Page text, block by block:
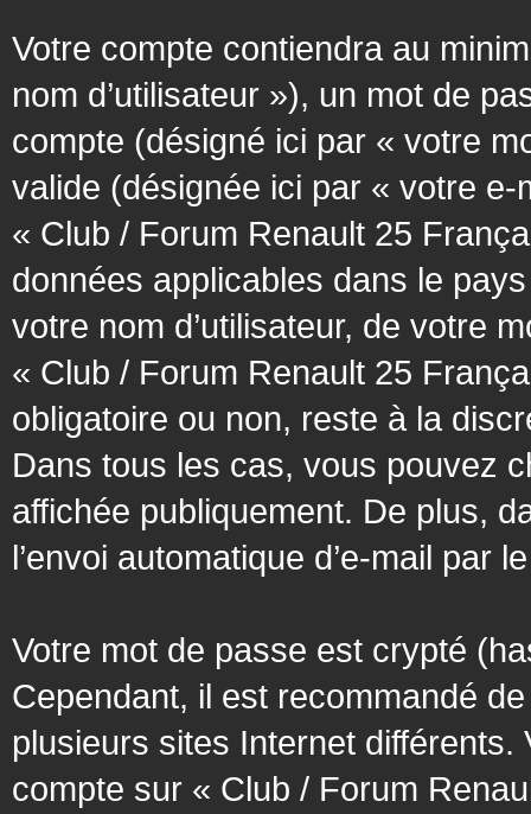
Votre compte contiendra au
nom d’utilisateur »), un mot de
compte (désigné ici par « votre
valide (désignée ici par « votre
« Club / Forum Renault 25
données applicables dans le
votre nom d’utilisateur, de votre
« Club / Forum Renault 25
obligatoire ou non, reste à la
Dans tous les cas, vous pouvez
affichée publiquement. De plus,
l’envoi automatique d’e-mail par
Votre mot de passe est crypté
Cependant, il est recommandé
plusieurs sites Internet différents.
compte sur « Club / Forum